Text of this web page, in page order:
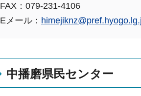
FAX：079-231-4106
Eメール：
中播磨県民センター